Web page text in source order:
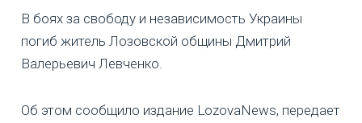
В боях за свободу и независимость Украины
погиб житель Лозовской общины Дмитрий
Валерьевич Левченко.
Об этом сообщило издание LozovaNews, передает